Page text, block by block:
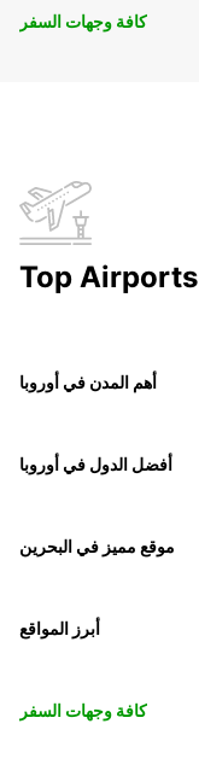
كافة وجهات السفر
Top Airports
أهم المدن في أوروبا
أفضل الدول في أوروبا
موقع مميز في البحرين
أبرز المواقع
كافة وجهات السفر